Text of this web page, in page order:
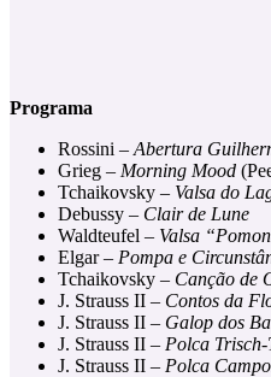
Programa
Rossini – Abertura
Grieg – Morning Mood
Tchaikovsky – Valsa do
Debussy – Clair de Lune
Waldteufel – Valsa
Elgar – Pompa e
Tchaikovsky – Canção de
J. Strauss II – Contos da
J. Strauss II – Galop dos
J. Strauss II – Polca Trisch-
J. Strauss II – Polca